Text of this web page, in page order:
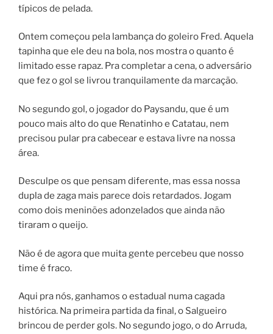
típicos de pelada.
Ontem começou pela lambança do goleiro Fred. Aquela
tapinha que ele deu na bola, nos mostra o quanto é
limitado esse rapaz. Pra completar a cena, o adversário
que fez o gol se livrou tranquilamente da marcação.
No segundo gol, o jogador do Paysandu, que é um
pouco mais alto do que Renatinho e Catatau, nem
precisou pular pra cabecear e estava livre na nossa
área.
Desculpe os que pensam diferente, mas essa nossa
dupla de zaga mais parece dois retardados. Jogam
como dois meninões adonzelados que ainda não
tiraram o queijo.
Não é de agora que muita gente percebeu que nosso
time é fraco.
Aqui pra nós, ganhamos o estadual numa cagada
histórica. Na primeira partida da final, o Salgueiro
brincou de perder gols. No segundo jogo, o do Arruda,